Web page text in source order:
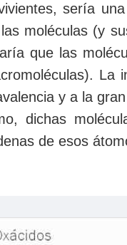
sería
moléculas (y
que las
La
y a la
dichas
de esos